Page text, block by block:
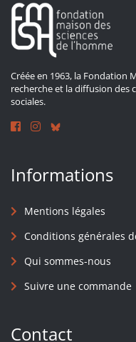
Créée en 1963, la Fondation
recherche et la diffusion des
sociales.
Informations
Mentions légales
Conditions générales
Qui sommes-nous
Suivre une commande
Contact